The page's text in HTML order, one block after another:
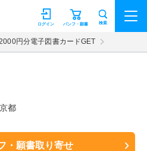
パンフ・願書
ログイン 検索
円分電子図書カードGET
都
・願書取り寄せ